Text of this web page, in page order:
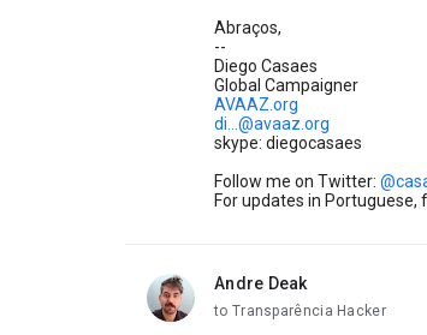
Abraços,
--
Diego Casaes
Global Campaigner
AVAAZ.org
di...@avaaz.org
skype: diegocasaes
Follow me on Twitter:
For updates in Portuguese,
Andre Deak
unread,
to Transparência Hacker